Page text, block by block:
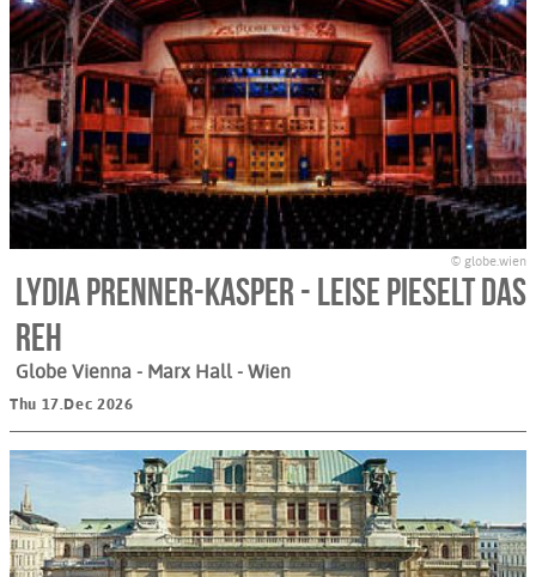
© globe.wien
Lydia Prenner-Kasper - Leise pieselt das
Reh
Globe Vienna - Marx Hall - Wien
Thu 17.Dec 2026